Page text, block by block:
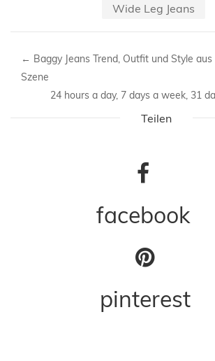
Wide Leg Jeans
← Baggy Jeans Trend, Outfit und Style
Szene
24 hours a day, 7 days a week, 31
Teilen
facebook
pinterest